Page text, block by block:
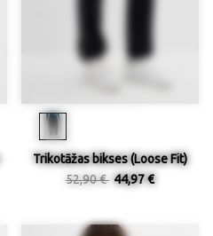
Trikotāžas bikses (Loose Fit)
52,90 € 44,97 €